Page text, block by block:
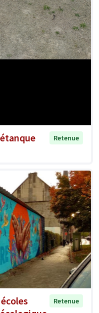
Retenue
Retenue